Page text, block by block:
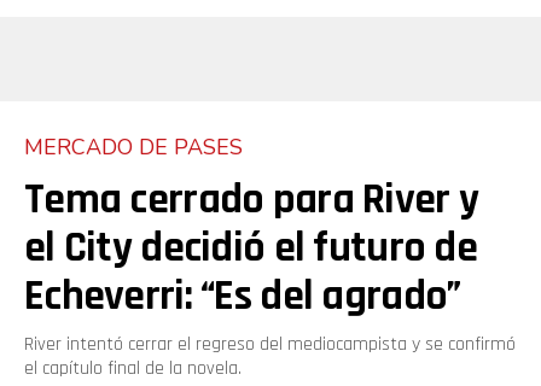
MERCADO DE PASES
Tema cerrado para River y
el City decidió el futuro de
Echeverri: “Es del agrado”
River intentó cerrar el regreso del mediocampista y se confirmó
el capítulo final de la novela.